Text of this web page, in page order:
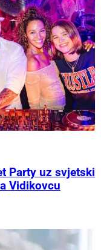
Party uz svjetski
Vidikovcu